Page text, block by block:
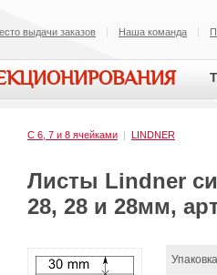
выдачи заказов Наша команда
С 6, 7 и 8 ячейками | LINDNER
Листы Lindner
28, 28 и 28мм,
Упаковка